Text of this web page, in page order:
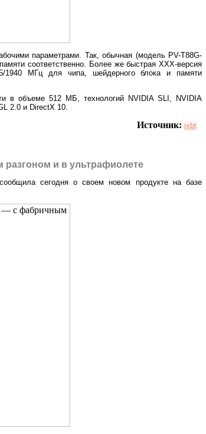
параметрами. Так, обычная (модель PV-T88G-
соответственно. Более же быстрая ХХХ-версия
1940 МГц для чипа, шейдерного блока и памяти
в объеме 512 МБ, технологий NVIDIA SLI, NVIDIA
2.0 и DirectX 10.
Источник: ixbt
разгоном и в ультрафиолете
сегодня о своем новом продукте на базе